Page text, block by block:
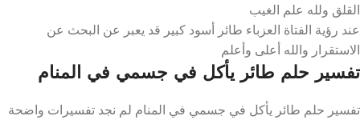
القلق ولله علم الغيب
عند رؤية الفتاة العزباء طائر أسود كبير قد يعبر عن البحث عن
الاستقرار والله أعلى وأعلم
تفسير حلم طائر يأكل في جسمي في المنام
تفسير حلم طائر يأكل في جسمي في المنام لم نجد تفسيرات واضحة